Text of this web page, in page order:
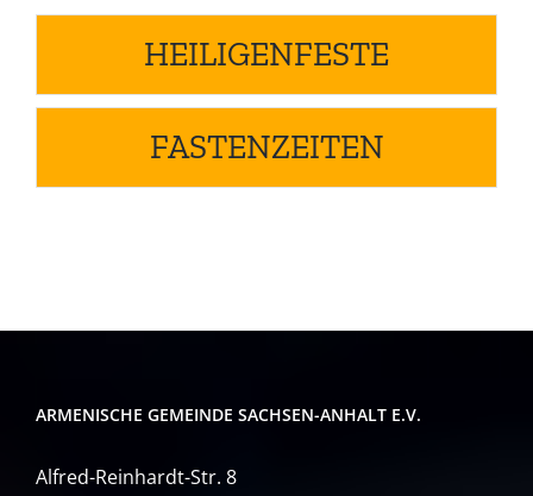
HEILIGENFESTE
FASTENZEITEN
ARMENISCHE GEMEINDE SACHSEN-ANHALT E.V.
Alfred-Reinhardt-Str. 8